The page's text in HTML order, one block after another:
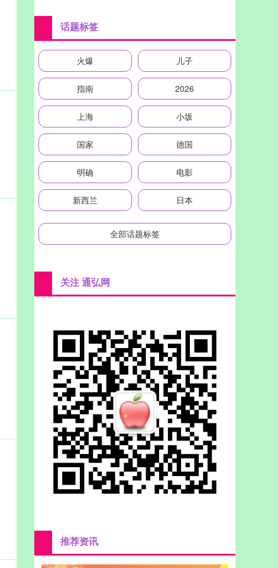
话题标签
火爆 儿子
指南 2026
上海 小坂
国家 德国
明确 电影
新西兰 日本
全部话题标签
关注 通弘网
推荐资讯